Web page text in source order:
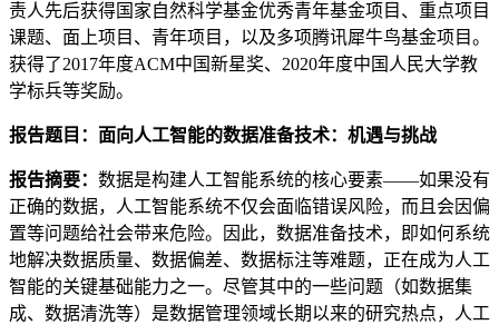
责人先后获得国家自然科学基金优秀青年基金项目、重点项目
课题、面上项目、青年项目，以及多项腾讯犀牛鸟基金项目。
获得了2017年度ACM中国新星奖、2020年度中国人民大学教
学标兵等奖励。
报告题目：面向人工智能的数据准备技术：机遇与挑战
报告摘要： 数据是构建人工智能系统的核心要素——如果没有
正确的数据，人工智能系统不仅会面临错误风险，而且会因偏
置等问题给社会带来危险。因此，数据准备技术，即如何系统
地解决数据质量、数据偏差、数据标注等难题，正在成为人工
智能的关键基础能力之一。尽管其中的一些问题（如数据集
成、数据清洗等）是数据管理领域长期以来的研究热点，人工